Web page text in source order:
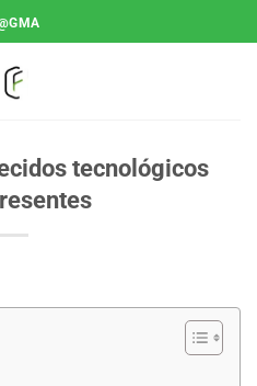
tecnológicos